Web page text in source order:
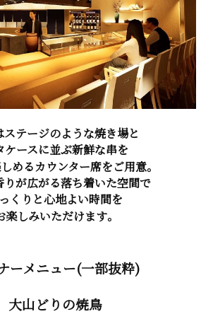
ステージのような焼き場と
ケースに並ぶ新鮮な串を
めるカウンター席をご用意。
りが広がる落ち着いた空間で
くりと心地よい時間を
楽しみいただけます。
ーメニュー(一部抜粋)
大山どりの焼鳥